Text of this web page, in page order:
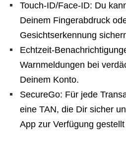
Touch-ID/Face-ID: Du
Deinem Fingerabdruck
Gesichtserkennung
Echtzeit-
Warnmeldungen bei
Deinem Konto.
SecureGo: Für jede
eine TAN, die Dir sicher
App zur Verfügung